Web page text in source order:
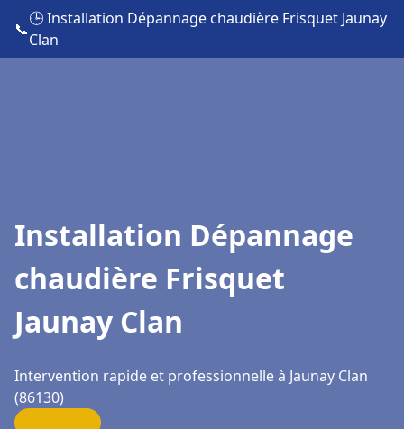
📞
🕒 Installation Dépannage chaudière Frisquet Jaunay
Clan
Installation Dépannage
chaudière Frisquet
Jaunay Clan
Intervention rapide et professionnelle à Jaunay Clan
(86130)